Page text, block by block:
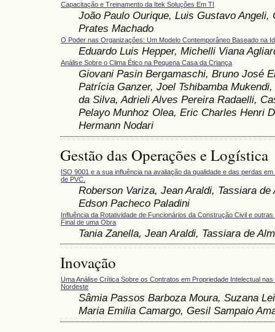
Capacitação e Treinamento da Itek Soluções Em TI
João Paulo Ourique, Luis Gustavo Angeli,
Prates Machado
O Poder nas Organizações: Um Modelo Contemporâneo Baseado na
Eduardo Luis Hepper, Michelli Viana
Análise Sobre o Clima Ético na Pequena Casa da Criança
Giovani Pasin Bergamaschi, Bruno José
Patrícia Ganzer, Joel Tshibamba Mukendi,
da Silva, Adrieli Alves Pereira Radaelli,
Pelayo Munhoz Olea, Eric Charles Henri
Hermann Nodari
Gestão das Operações e Logística
ISO 9001 e a sua influência na avaliação da qualidade e das perdas
de PVC.
Roberson Variza, Jean Araldi, Tassiara de
Edson Pacheco Paladini
Influência da Rotatividade de Funcionários da Construção Civil e
Final de uma Obra
Tania Zanella, Jean Araldi, Tassiara de
Inovação
Uma Análise Crítica Sobre os Contratos em Propriedade Intelectual
Nordeste
Sâmia Passos Barboza Moura, Suzana
Maria Emilia Camargo, Gesil Sampaio